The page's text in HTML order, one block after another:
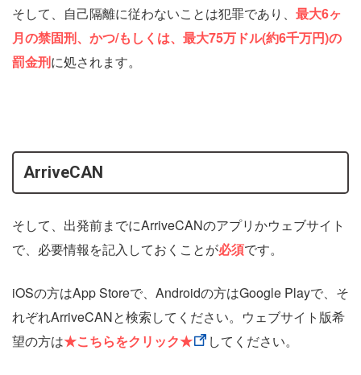
そして、自己隔離に従わないことは犯罪であり、 最大6ヶ
月の禁固刑、かつ/もしくは、最大75万ドル(約6千万円)の
罰金刑に処されます。
ArriveCAN
そして、出発前までにArriveCANのアプリかウェブサイト
で、必要情報を記入しておくことが必須です。
iOSの方はApp Storeで、Androidの方はGoogle Playで、そ
れぞれArriveCANと検索してください。ウェブサイト版希
望の方は★こちらをクリック★ してください。